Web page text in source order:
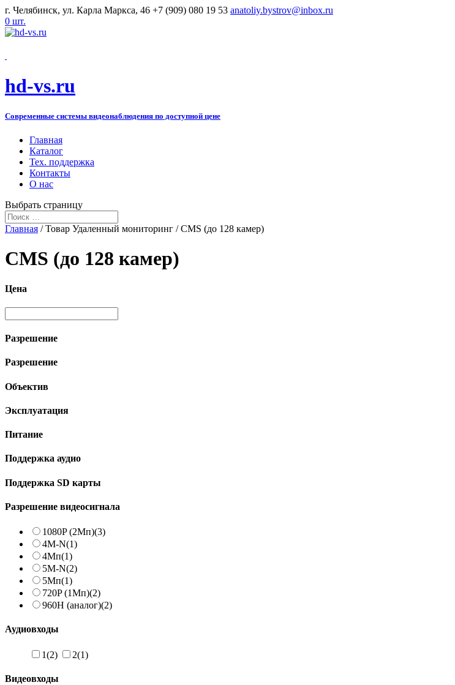
г. Челябинск, ул. Карла Маркса, 46 +7 (909) 080 19 53 anatoliy.bystrov@inbox.ru
0 шт.
hd-vs.ru
Современные системы видеонаблюдения по доступной цене
Главная
Каталог
Тех. поддержка
Контакты
О нас
Выбрать страницу
Главная / Товар Удаленный мониторинг / CMS (до 128 камер)
CMS (до 128 камер)
Цена
Разрешение
Разрешение
Объектив
Эксплуатация
Питание
Поддержка аудио
Поддержка SD карты
Разрешение видеосигнала
1080P (2Мп)(3)
4M-N(1)
4Мп(1)
5M-N(2)
5Мп(1)
720P (1Мп)(2)
960H (аналог)(2)
Аудиовходы
1(2) 2(1)
Видеовходы